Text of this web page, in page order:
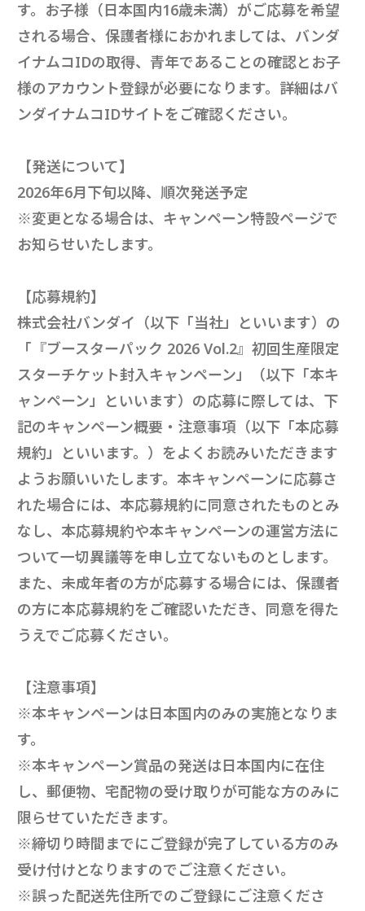
す。お子様（日本国内16歳未満）がご応募を希望
される場合、保護者様におかれましては、バンダ
イナムコIDの取得、青年であることの確認とお子
様のアカウント登録が必要になります。詳細はバ
ンダイナムコIDサイトをご確認ください。
【発送について】
2026年6月下旬以降、順次発送予定
※変更となる場合は、キャンペーン特設ページで
お知らせいたします。
【応募規約】
株式会社バンダイ（以下「当社」といいます）の
「『ブースターパック 2026 Vol.2』初回生産限定
スターチケット封入キャンペーン」（以下「本キ
ャンペーン」といいます）の応募に際しては、下
記のキャンペーン概要・注意事項（以下「本応募
規約」といいます。）をよくお読みいただきます
ようお願いいたします。本キャンペーンに応募さ
れた場合には、本応募規約に同意されたものとみ
なし、本応募規約や本キャンペーンの運営方法に
ついて一切異議等を申し立てないものとします。
また、未成年者の方が応募する場合には、保護者
の方に本応募規約をご確認いただき、同意を得た
うえでご応募ください。
【注意事項】
※本キャンペーンは日本国内のみの実施となりま
す。
※本キャンペーン賞品の発送は日本国内に在住
し、郵便物、宅配物の受け取りが可能な方のみに
限らせていただきます。
※締切り時間までにご登録が完了している方のみ
受け付けとなりますのでご注意ください。
※誤った配送先住所でのご登録にご注意くださ